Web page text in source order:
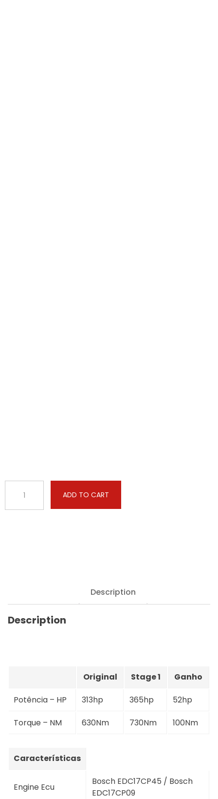
6
ADD TO CART
Description
Description
Original Stage 1 Ganho
Potência – HP 313hp 365hp 52hp
Torque – NM 630Nm 730Nm 100Nm
Características
Engine Ecu
Bosch EDC17CP45 / Bosch
EDC17CP09